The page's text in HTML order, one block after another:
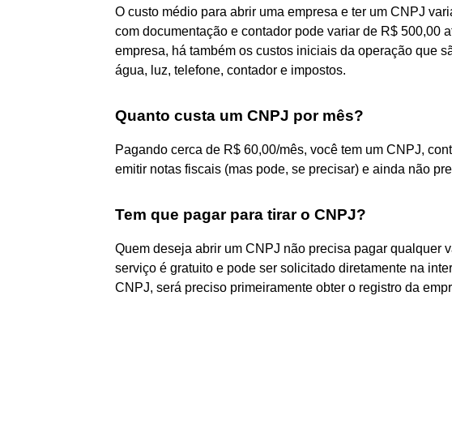
O custo médio para abrir uma empresa e ter um CNPJ
com documentação e contador pode variar de R$ 500,00
empresa, há também os custos iniciais da operação que
água, luz, telefone, contador e impostos.
Quanto custa um CNPJ por mês?
Pagando cerca de R$ 60,00/mês, você tem um CNPJ,
emitir notas fiscais (mas pode, se precisar) e ainda não
Tem que pagar para tirar o CNPJ?
Quem deseja abrir um CNPJ não precisa pagar qualquer
serviço é gratuito e pode ser solicitado diretamente na
CNPJ, será preciso primeiramente obter o registro da